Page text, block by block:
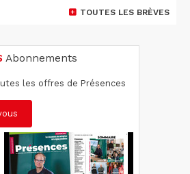
TOUTES LES BRÈVES
Abonnements
les offres de Présences